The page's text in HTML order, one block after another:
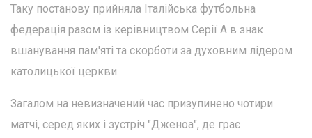
Таку постанову прийняла Італійська футбольна
федерація разом із керівництвом Серії А в знак
вшанування пам'яті та скорботи за духовним лідером
католицької церкви.
Загалом на невизначений час призупинено чотири
матчі, серед яких і зустріч "Дженоа", де грає